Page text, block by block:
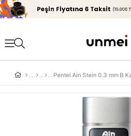
'
Pentel Ain Stein 0.3 mm B